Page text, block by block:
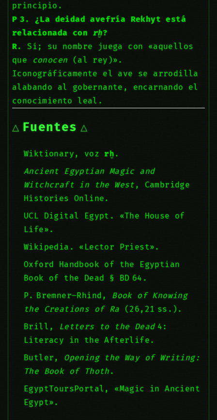
principio.
P 3. ¿La deidad avefría Rekhyt está
relacionada con rḫ?
R.
Sí; su nombre juega con «aquellos
que
conocen (al rey)».
Iconográficamente el ave se arrodilla
alabando al gobernante, encarnando el
conocimiento leal.
Fuentes
Wiktionary, voz rḫ .
Ancient Egyptian Magic and
Witchcraft in the West , Cambridge
Histories Online.
UCL Digital Egypt. «The House of
Life».
Wikipedia. «Lector Priest».
Oxford Handbook of the Egyptian
Book of the Dead § BD 64.
P. Bremner–Rhind, Book of Knowing
the Creations of Ra (26,21 ss.).
Brill,
Letters to the Dead4:
Literacy in the Afterlife.
Butler, Opening the Way of Writing:
The Book of Thoth .
EgyptToursPortal, «Magic in Ancient
Egypt».